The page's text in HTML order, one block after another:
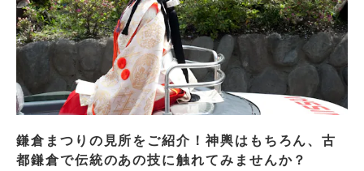
鎌倉まつりの見所をご紹介！神輿はもちろん、古
都鎌倉で伝統のあの技に触れてみませんか？